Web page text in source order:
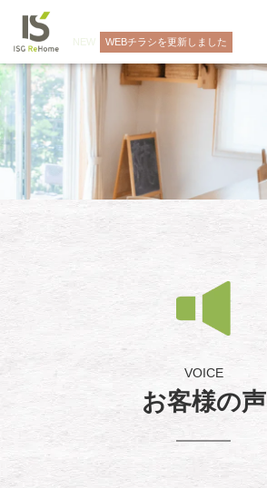
NEW WEBチラシを更新しました
お客様の声
VOICE